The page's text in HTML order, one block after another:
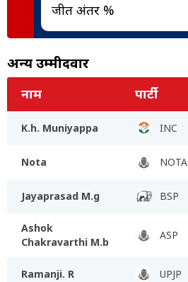
जीत अंतर %
अन्य उम्मीदवार
नाम पार्टी
K.h. Muniyappa INC
Nota NOTA
Jayaprasad M.g BSP
Ashok
Chakravarthi M.b
ASP
Ramanji. R UPJP